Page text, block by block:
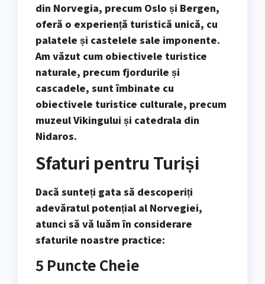
din Norvegia, precum Oslo și Bergen,
oferă o experiență turistică unică, cu
palatele și castelele sale imponente.
Am văzut cum obiectivele turistice
naturale, precum fjordurile și
cascadele, sunt îmbinate cu
obiectivele turistice culturale, precum
muzeul Vikingului și catedrala din
Nidaros.
Sfaturi pentru Turiși
Dacă sunteți gata să descoperiți
adevăratul potențial al Norvegiei,
atunci să vă luăm în considerare
sfaturile noastre practice:
5 Puncte Cheie